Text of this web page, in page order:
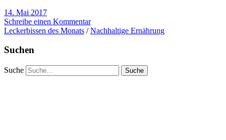
14. Mai 2017
Schreibe einen Kommentar
Leckerbissen des Monats /Nachhaltige Ernährung
Suchen
Suche